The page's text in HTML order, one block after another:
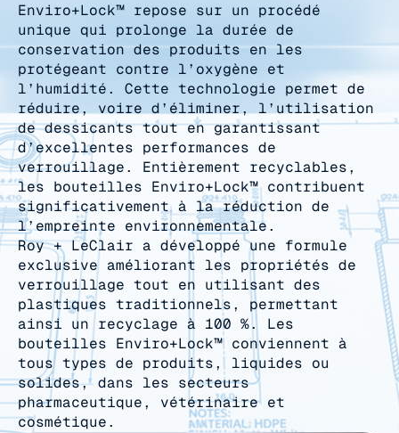
Enviro+Lock™ repose sur un procédé
unique qui prolonge la durée de
conservation des produits en les
protégeant contre l’oxygène et
l’humidité. Cette technologie permet de
réduire, voire d’éliminer, l’utilisation
de dessicants tout en garantissant
d’excellentes performances de
verrouillage. Entièrement recyclables,
les bouteilles Enviro+Lock™ contribuent
significativement à la réduction de
l’empreinte environnementale.
Roy + LeClair a développé une formule
exclusive améliorant les propriétés de
verrouillage tout en utilisant des
plastiques traditionnels, permettant
ainsi un recyclage à 100 %. Les
bouteilles Enviro+Lock™ conviennent à
tous types de produits, liquides ou
solides, dans les secteurs
pharmaceutique, vétérinaire et
cosmétique.